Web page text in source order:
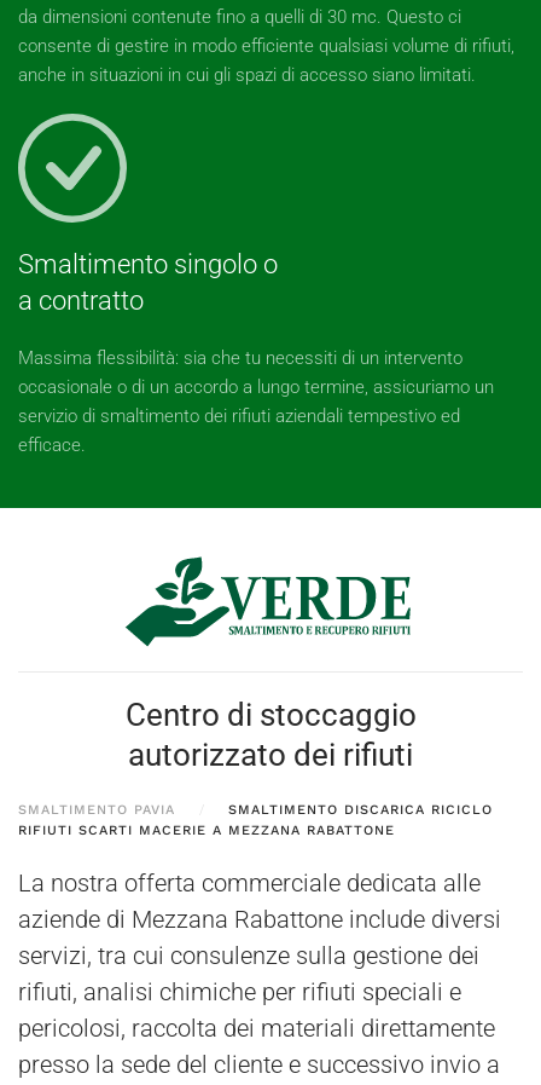
da dimensioni contenute fino a quelli di 30 mc. Questo ci
consente di gestire in modo efficiente qualsiasi volume di rifiuti,
anche in situazioni in cui gli spazi di accesso siano limitati.
Smaltimento singolo o
a contratto
Massima flessibilità: sia che tu necessiti di un intervento
occasionale o di un accordo a lungo termine, assicuriamo un
servizio di smaltimento dei rifiuti aziendali tempestivo ed
efficace.
Centro di stoccaggio
autorizzato dei rifiuti
SMALTIMENTO PAVIA
SMALTIMENTO DISCARICA RICICLO
RIFIUTI SCARTI MACERIE A MEZZANA RABATTONE
La nostra offerta commerciale dedicata alle
aziende di Mezzana Rabattone include diversi
servizi, tra cui consulenze sulla gestione dei
rifiuti, analisi chimiche per rifiuti speciali e
pericolosi, raccolta dei materiali direttamente
presso la sede del cliente e successivo invio a